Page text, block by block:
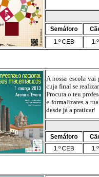
Semáforo
1.º CEB
A nossa escola vai
cuja final se
Procura o teu
e formalizares a
desde já a praticar!
Semáforo
1.º CEB